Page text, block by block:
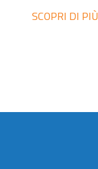
SCOPRI DI PIÙ